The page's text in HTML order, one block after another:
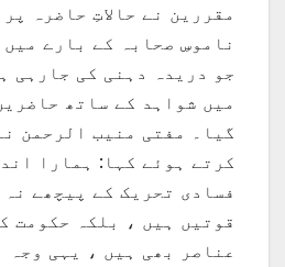
مقررین نے حالاتِ حاضرہ
ناموسِ صحابہ کے بارے
جو دریدہ دہنی کی جارہی
میں شواہد کے ساتھ
گیا۔ مفتی منیب الرحمن
کرتے ہوئے کہا: ہمارا
فسادی تحریک کے پیچھے نہ
قوتیں ہیں ، بلکہ حکومت
عناصر بھی ہیں ، یہی وجہ